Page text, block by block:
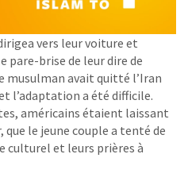
vers leur voiture et
pare-brise de leur dire de
musulman avait quitté l’Iran
l’adaptation a été difficile.
américains étaient laissant
que le jeune couple a tenté de
culturel et leurs prières à